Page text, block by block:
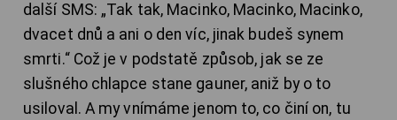
další SMS: „Tak tak, Macinko, Macinko, Macinko,
dvacet dnů a ani o den víc, jinak budeš synem
smrti.“ Což je v podstatě způsob, jak se ze
slušného chlapce stane gauner, aniž by o to
usiloval. A my vnímáme jenom to, co činí on, tu